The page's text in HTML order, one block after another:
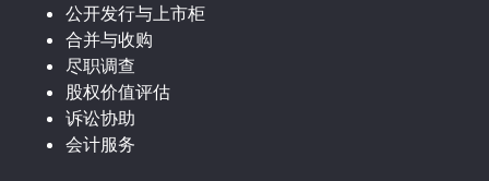
公开发行与上市柜
合并与收购
尽职调查
股权价值评估
诉讼协助
会计服务